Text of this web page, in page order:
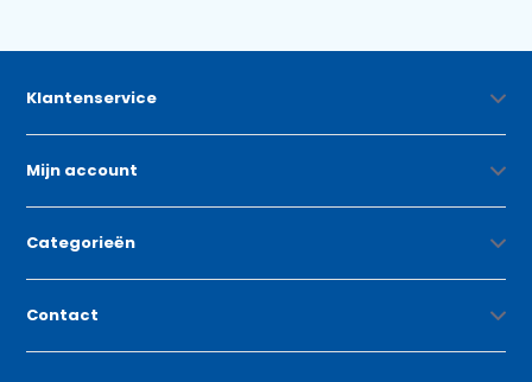
Klantenservice
Mijn account
Categorieën
Contact